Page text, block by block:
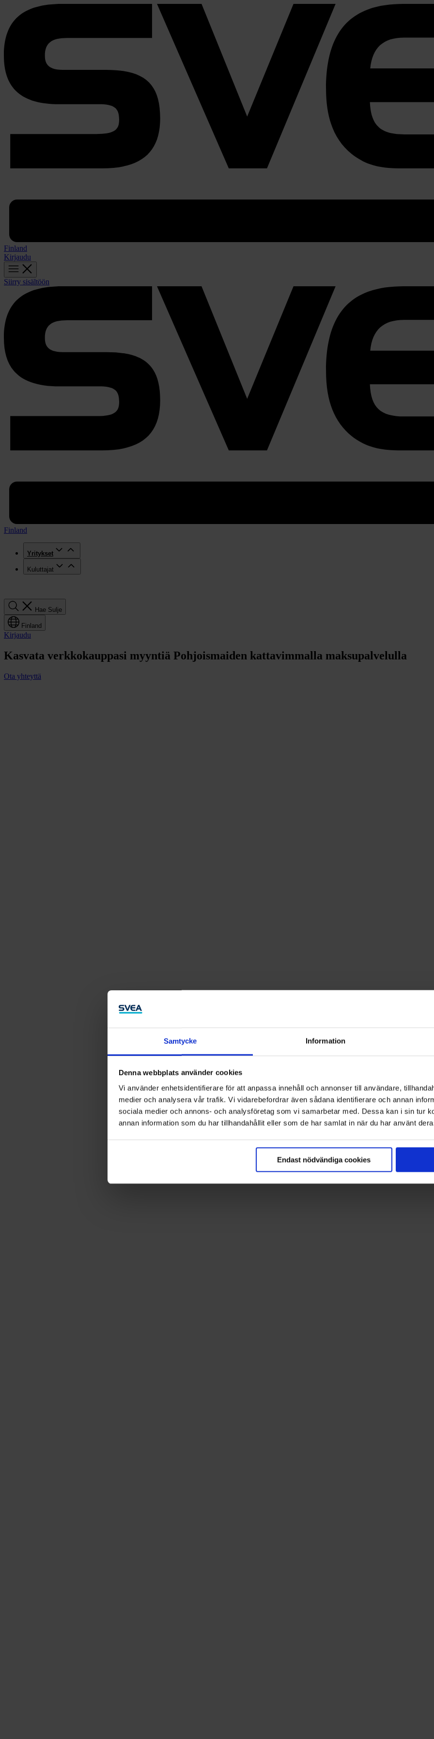
Samtycke Information
Denna webbplats använder cookies
Vi använder enhetsidentifierare för att anpassa innehåll och annonser till användare,
medier och analysera vår trafik. Vi vidarebefordrar även sådana identifierare och annan
sociala medier och annons- och analysföretag som vi samarbetar med. Dessa kan i sin tur
annan information som du har tillhandahållit eller som de har samlat in när du har använt
Endast nödvändiga cookies
Finland
Kirjaudu
Siirry sisältöön
Finland
Yritykset
Kuluttajat
Hae Sulje
Finland
Kirjaudu
Kasvata verkkokauppasi myyntiä Pohjoismaiden kattavimmalla maksupalvelulla
Ota yhteyttä